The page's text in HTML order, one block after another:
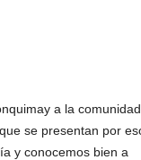
a la comunidad,
se presentan por
y conocemos bien a